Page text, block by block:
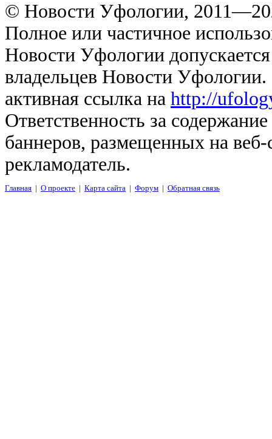
© Новости Уфологии,
Полное или частичное
Новости Уфологии
владельцев Новости
активная ссылка на http://
Ответственность за
баннеров, размещенных на
рекламодатель.
Главная | О проекте | Карта сайта | Форум | Обратная связь